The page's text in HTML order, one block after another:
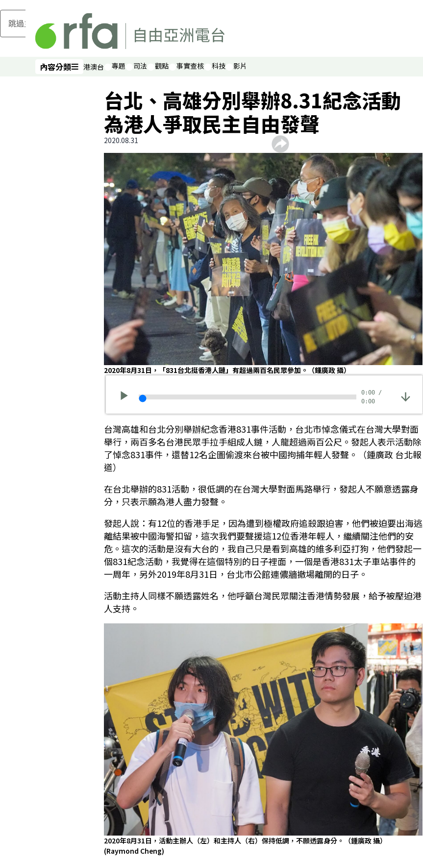
跳過主要內容
內容分類
內容分類 港澳台 專題 司法 觀點 事實查核 科技 影片
台北、高雄分別舉辦8.31紀念活動
為港人爭取民主自由發聲
2020.08.31
2020年8月31日，「831台北挺香港人鏈」有超過兩百名民眾參加。（鍾廣政 攝）
0:00 /
0:00
台灣高雄和台北分別舉辦紀念香港831事件活動，台北市悼念儀式在台灣大學對面
舉行，兩百多名台港民眾手拉手組成人鏈，人龍超過兩百公尺。發起人表示活動除
了悼念831事件，還替12名企圖偷渡來台被中國拘捕年輕人發聲。（鍾廣政 台北報
道）
在台北舉辦的831活動，很低調的在台灣大學對面馬路舉行，發起人不願意透露身
分，只表示願為港人盡力發聲。
發起人說：有12位的香港手足，因為遭到極權政府追殺跟迫害，他們被迫要出海逃
離結果被中國海警扣留，這次我們要聲援這12位香港年輕人，繼續關注他們的安
危。這次的活動是沒有大台的，我自己只是看到高雄的維多利亞打狗，他們發起一
個831紀念活動，我覺得在這個特別的日子裡面，一個是香港831太子車站事件的
一周年，另外2019年8月31日，台北市公館連儂牆撤場離開的日子。
活動主持人同樣不願透露姓名，他呼籲台灣民眾關注香港情勢發展，給予被壓迫港
人支持。
2020年8月31日，活動主辦人（左）和主持人（右）保持低調，不願透露身分。（鍾廣政 攝）
(Raymond Cheng)